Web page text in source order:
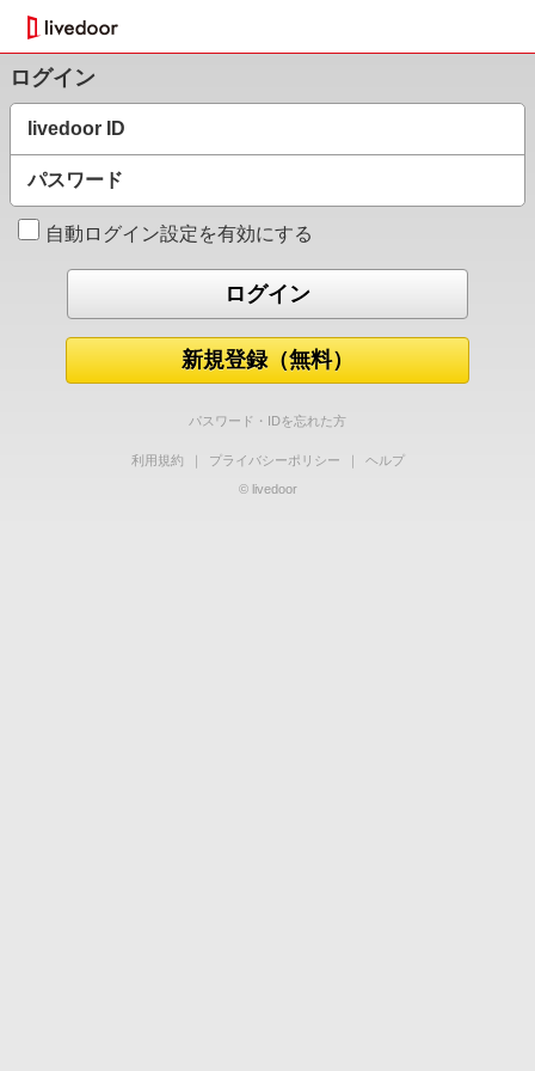
ログイン
livedoor ID
パスワード
自動ログイン設定を有効にする
新規登録（無料）
パスワード・IDを忘れた方
利用規約 ｜ プライバシーポリシー ｜
ヘルプ
© livedoor